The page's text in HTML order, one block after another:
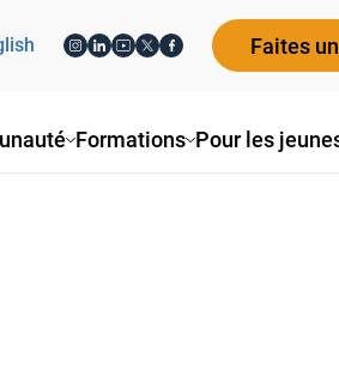
Formations Pour les
Faites